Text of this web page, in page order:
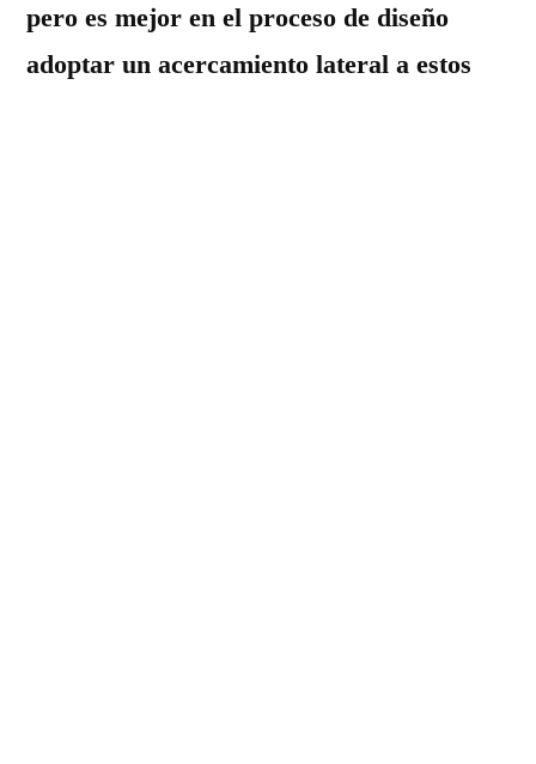
pero es mejor en el proceso de diseño
adoptar un acercamiento lateral a estos